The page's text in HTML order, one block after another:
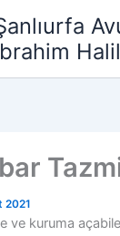
2021
ve kuruma